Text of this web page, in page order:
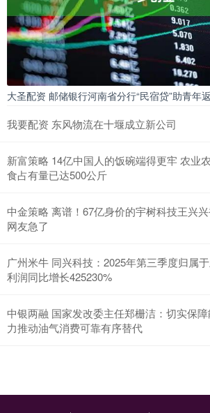
大圣配资 邮储银行河南省分行“民宿贷”助青年
我要配资 东风物流在十堰成立新公司
新富策略 14亿中国人的饭碗端得更牢 农业
食占有量已达500公斤
中金策略 离谱！67亿身价的宇树科技王兴
网友急了
广州米牛 同兴科技：2025年第三季度归属
利润同比增长425230%
中银两融 国家发改委主任郑栅洁：切实保
力推动油气消费可靠有序替代